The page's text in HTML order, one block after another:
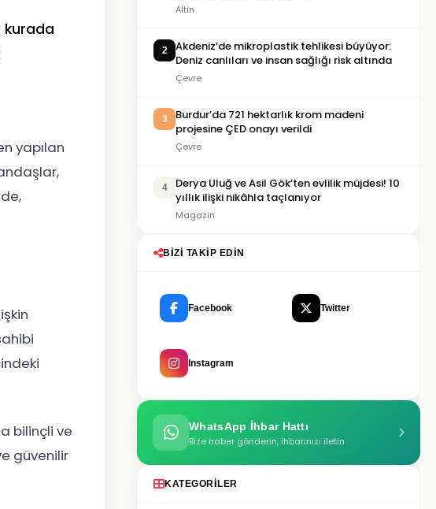
kurada
yapılan
bilinçli ve
güvenilir
Altin
2
Akdeniz’de mikroplastik tehlikesi büyüyor:
Deniz canlıları ve insan sağlığı risk altında
Çevre
3
Burdur’da 721 hektarlık krom madeni
projesine ÇED onayı verildi
Çevre
4
Derya Uluğ ve Asil Gök’ten evlilik müjdesi! 10
yıllık ilişki nikâhla taçlanıyor
Magazin
BIZI TAKIP EDIN
Facebook Twitter
Instagram
WhatsApp İhbar Hattı
Bize haber gönderin, ihbarınızı iletin
KATEGORILER